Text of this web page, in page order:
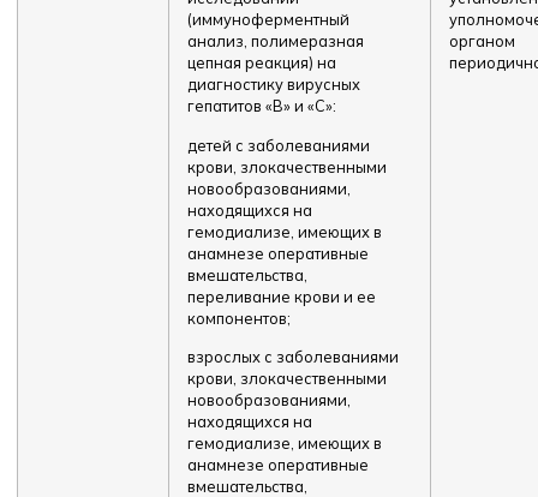
(иммуноферментный
анализ, полимеразная
цепная реакция) на
диагностику вирусных
гепатитов «В» и «С»:
детей с заболеваниями
крови, злокачественными
новообразованиями,
находящихся на
гемодиализе, имеющих в
анамнезе оперативные
вмешательства,
переливание крови и ее
компонентов;
взрослых с заболеваниями
крови, злокачественными
новообразованиями,
находящихся на
гемодиализе, имеющих в
анамнезе оперативные
вмешательства,
органом